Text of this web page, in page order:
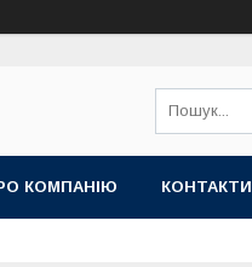
КОМПАНІЮ КОНТАКТИ